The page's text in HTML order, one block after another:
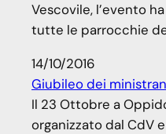
Vescovile, l’evento
tutte le parrocchie
14/10/2016
Giubileo dei
Il 23 Ottobre a
organizzato dal CdV